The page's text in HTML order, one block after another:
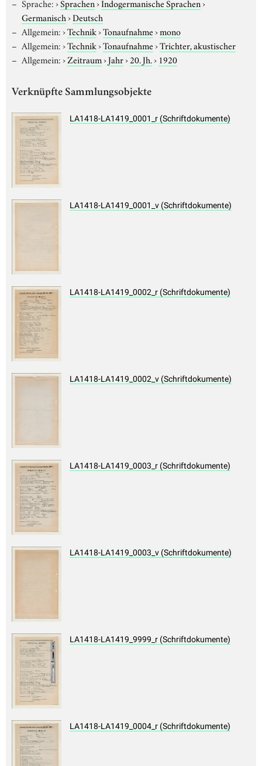
Sprache:›Sprachen›Indogermanische Sprachen›
Germanisch›Deutsch
Allgemein:›Technik›Tonaufnahme›mono
Allgemein:›Technik›Tonaufnahme›Trichter, akustischer
Allgemein:›Zeitraum›Jahr›20. Jh.› 1920
Verknüpfte Sammlungsobjekte
LA1418-LA1419_0001_r (Schriftdokumente)
LA1418-LA1419_0001_v (Schriftdokumente)
LA1418-LA1419_0002_r (Schriftdokumente)
LA1418-LA1419_0002_v (Schriftdokumente)
LA1418-LA1419_0003_r (Schriftdokumente)
LA1418-LA1419_0003_v (Schriftdokumente)
LA1418-LA1419_9999_r (Schriftdokumente)
LA1418-LA1419_0004_r (Schriftdokumente)